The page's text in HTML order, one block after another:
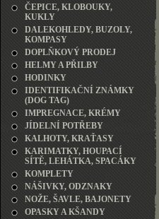
ČEPICE, KLOBOUKY,
KUKLY
DALEKOHLEDY, BUZOLY,
KOMPASY
DOPLŇKOVÝ PRODEJ
HELMY A PŘILBY
HODINKY
IDENTIFIKAČNÍ ZNÁMKY
(DOG TAG)
IMPREGNACE, KRÉMY
JÍDELNÍ POTŘEBY
KALHOTY, KRAŤASY
KARIMATKY, HOUPACÍ
SÍTĚ, LEHÁTKA, SPACÁKY
KOMPLETY
NÁŠIVKY, ODZNAKY
NOŽE, ŠAVLE, BAJONETY
OPASKY A KŠANDY